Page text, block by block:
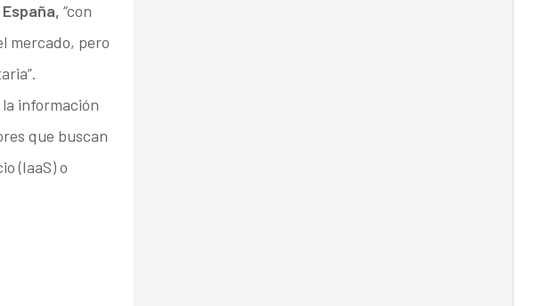
“con
mercado, pero
información
que buscan
(IaaS) o